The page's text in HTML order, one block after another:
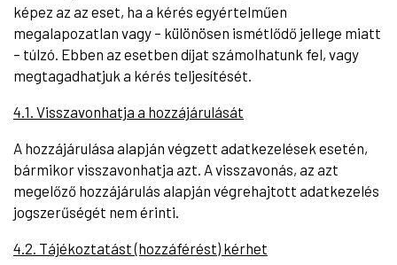
képez az az eset, ha a kérés egyértelműen
megalapozatlan vagy – különösen ismétlődő jellege miatt
– túlzó. Ebben az esetben díjat számolhatunk fel, vagy
megtagadhatjuk a kérés teljesítését.
4.1. Visszavonhatja a hozzájárulását
A hozzájárulása alapján végzett adatkezelések esetén,
bármikor visszavonhatja azt. A visszavonás, az azt
megelőző hozzájárulás alapján végrehajtott adatkezelés
jogszerűségét nem érinti.
4.2. Tájékoztatást (hozzáférést) kérhet